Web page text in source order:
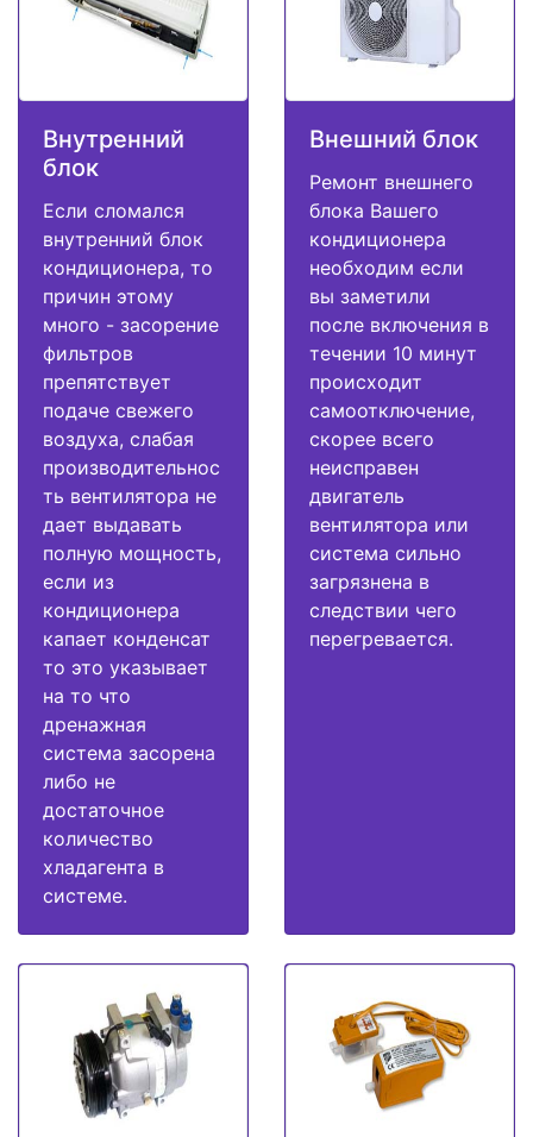
Внутренний
блок
Если сломался
внутренний блок
кондиционера, то
причин этому
много - засорение
фильтров
препятствует
подаче свежего
воздуха, слабая
производительнос
ть вентилятора не
дает выдавать
полную мощность,
если из
кондиционера
капает конденсат
то это указывает
на то что
дренажная
система засорена
либо не
достаточное
количество
хладагента в
системе.
Внешний блок
Ремонт внешнего
блока Вашего
кондиционера
необходим если
вы заметили
после включения в
течении 10 минут
происходит
самоотключение,
скорее всего
неисправен
двигатель
вентилятора или
система сильно
загрязнена в
следствии чего
перегревается.